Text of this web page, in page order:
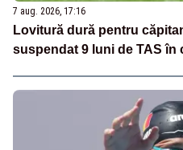
7 aug. 2026, 17:16
Lovitură dură pentru
suspendat 9 luni de TAS în